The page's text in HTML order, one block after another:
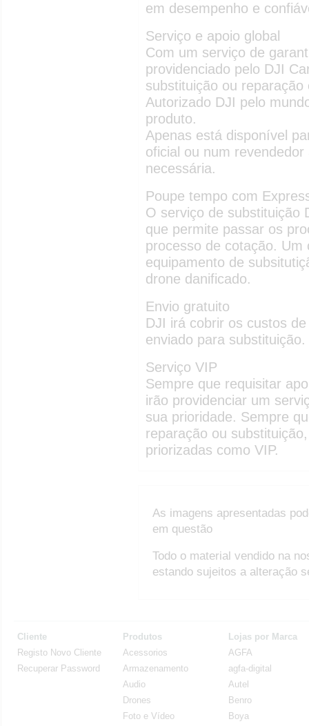
em desempenho e
Serviço e apoio global
Com um serviço de
providenciado pelo DJI
substituição ou
Autorizado DJI pelo
produto.
Apenas está disponível
oficial ou num
necessária.
Poupe tempo com
O serviço de substituição
que permite passar os
processo de cotação.
equipamento de
drone danificado.
Envio gratuito
DJI irá cobrir os custos
enviado para substituição.
Serviço VIP
Sempre que requisitar
irão providenciar um
sua prioridade. Sempre
reparação ou
priorizadas como VIP.
As imagens apresentadas
em questão
Todo o material vendido na
estando sujeitos a alteração
Cliente
Registo Novo Cliente
Recuperar Password
Produtos
Acessorios
Armazenamento
Audio
Drones
Foto e Vídeo
Lojas por Marca
AGFA
agfa-digital
Autel
Benro
Boya